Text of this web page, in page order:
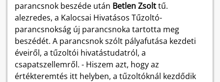
parancsnok beszéde után Betlen Zsolttű.
alezredes, a Kalocsai Hivatásos Tűzoltó-
parancsnokság új parancsnoka tartotta meg
beszédét. A parancsnok szólt pályafutása kezdeti
éveiről, a tűzoltói hivatástudatról, a
csapatszellemről. - Hiszem azt, hogy az
értékteremtés itt helyben, a tűzoltóknál kezdődik